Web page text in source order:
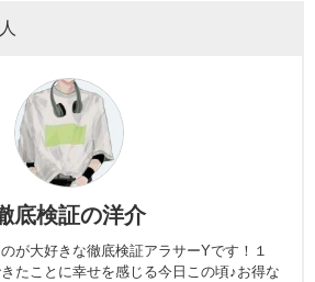
底検証の洋介
が大好きな徹底検証アラサーYです！１
たことに幸せを感じる今日この頃♪お得な